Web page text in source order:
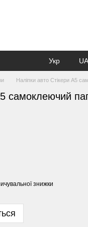
Укр
Наліпки авто Стікери А5
самоклеючий
знижки